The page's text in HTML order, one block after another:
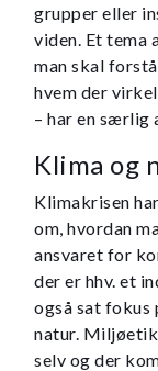
grupper eller
viden. Et tema
man skal
hvem der
– har en særlig
Klima og
Klimakrisen
om, hvordan
ansvaret for
der er hhv. et
også sat fokus
natur.
selv og der